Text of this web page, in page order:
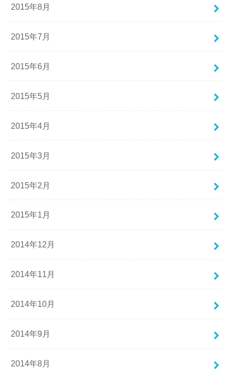
2015年8月
2015年7月
2015年6月
2015年5月
2015年4月
2015年3月
2015年2月
2015年1月
2014年12月
2014年11月
2014年10月
2014年9月
2014年8月